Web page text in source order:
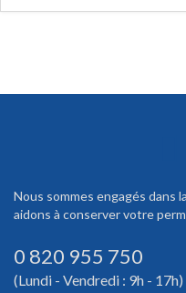
Nous sommes engagés dans
aidons à conserver votre
0 820 955 750
(Lundi - Vendredi : 9h -